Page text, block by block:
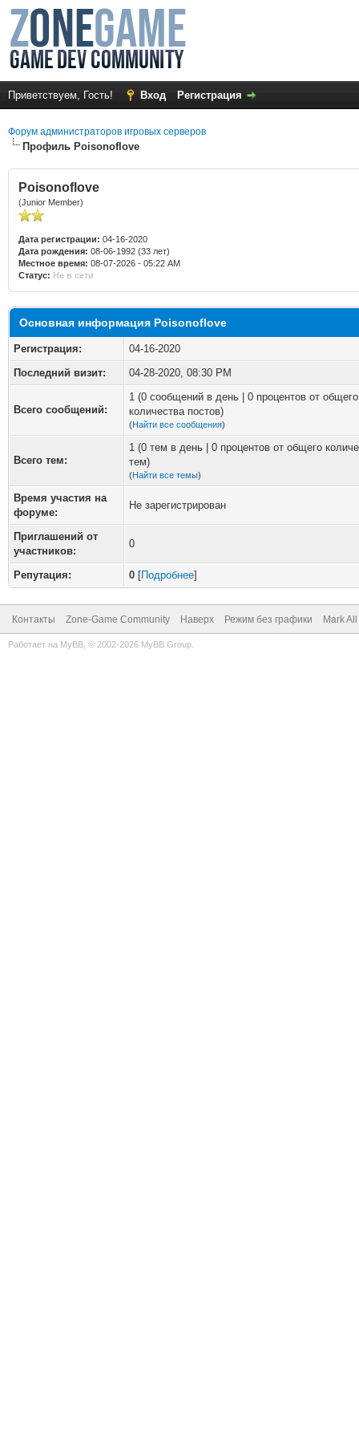
Приветствуем, Гость! Вход Регистрация
Форум администраторов игровых серверов
Профиль Poisonoflove
Poisonoflove
(Junior Member)
Дата регистрации: 04-16-2020
Дата рождения: 08-06-1992 (33 лет)
Местное время: 08-07-2026 - 05:22 AM
Статус: Не в сети
Основная информация Poisonoflove
Регистрация:
04-16-2020
Последний визит:
04-28-2020, 08:30 PM
Всего сообщений:
1 (0 сообщений в день | 0 процентов от общего
количества постов)
(Найти все сообщения)
Всего тем:
1 (0 тем в день | 0 процентов от общего
тем)
(Найти все темы)
Время участия на
форуме:
Не зарегистрирован
Приглашений от
участников:
0
Репутация: 0 [Подробнее]
Контакты Zone-Game Community Наверх Режим без графики Mark
Работает на MyBB , © 2002-2026 MyBB Group